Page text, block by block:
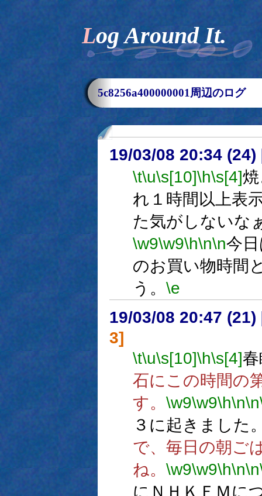
Log Around It.
5c8256a400000001周辺のログ
19/03/08 20:34 (24)
\t\u\s[10]\h\s[4]
れ１時間以上表
た気がしないな
\w9\w9\h\n\n今
のお買い物時間
う。 \e
19/03/08 20:47 (21)
3]
\t\u\s[10]\h\s[4]
石にこの時間の
す。 \w9\w9\h\n\n
３に起きました
で、毎日の朝ご
ね。 \w9\w9\h\n\n
にＮＨＫＦＭに